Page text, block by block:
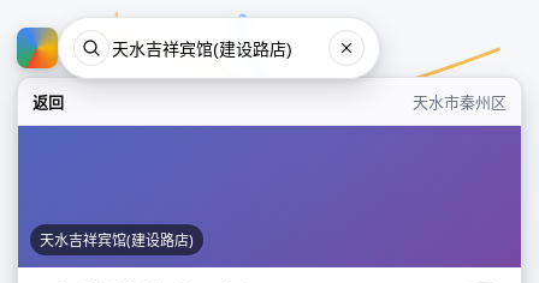
返回 天水市秦州区
天水吉祥宾馆(建设路店)